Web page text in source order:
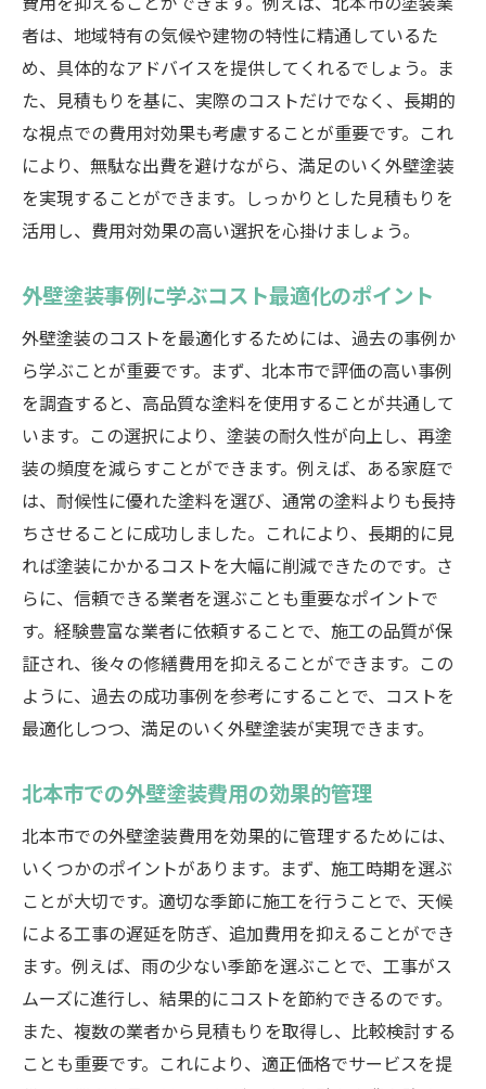
者は、地域特有の気候や建物の特性に精通しているた
め、具体的なアドバイスを提供してくれるでしょう。ま
た、見積もりを基に、実際のコストだけでなく、長期的
な視点での費用対効果も考慮することが重要です。これ
により、無駄な出費を避けながら、満足のいく外壁塗装
を実現することができます。しっかりとした見積もりを
活用し、費用対効果の高い選択を心掛けましょう。
外壁塗装事例に学ぶコスト最適化のポイント
外壁塗装のコストを最適化するためには、過去の事例か
ら学ぶことが重要です。まず、北本市で評価の高い事例
を調査すると、高品質な塗料を使用することが共通して
います。この選択により、塗装の耐久性が向上し、再塗
装の頻度を減らすことができます。例えば、ある家庭で
は、耐候性に優れた塗料を選び、通常の塗料よりも長持
ちさせることに成功しました。これにより、長期的に見
れば塗装にかかるコストを大幅に削減できたのです。さ
らに、信頼できる業者を選ぶことも重要なポイントで
す。経験豊富な業者に依頼することで、施工の品質が保
証され、後々の修繕費用を抑えることができます。この
ように、過去の成功事例を参考にすることで、コストを
最適化しつつ、満足のいく外壁塗装が実現できます。
北本市での外壁塗装費用の効果的管理
北本市での外壁塗装費用を効果的に管理するためには、
いくつかのポイントがあります。まず、施工時期を選ぶ
ことが大切です。適切な季節に施工を行うことで、天候
による工事の遅延を防ぎ、追加費用を抑えることができ
ます。例えば、雨の少ない季節を選ぶことで、工事がス
ムーズに進行し、結果的にコストを節約できるのです。
また、複数の業者から見積もりを取得し、比較検討する
ことも重要です。これにより、適正価格でサービスを提